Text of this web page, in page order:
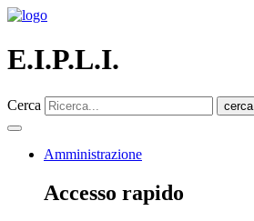
E.I.P.L.I.
Cerca cerca
Amministrazione
Accesso rapido